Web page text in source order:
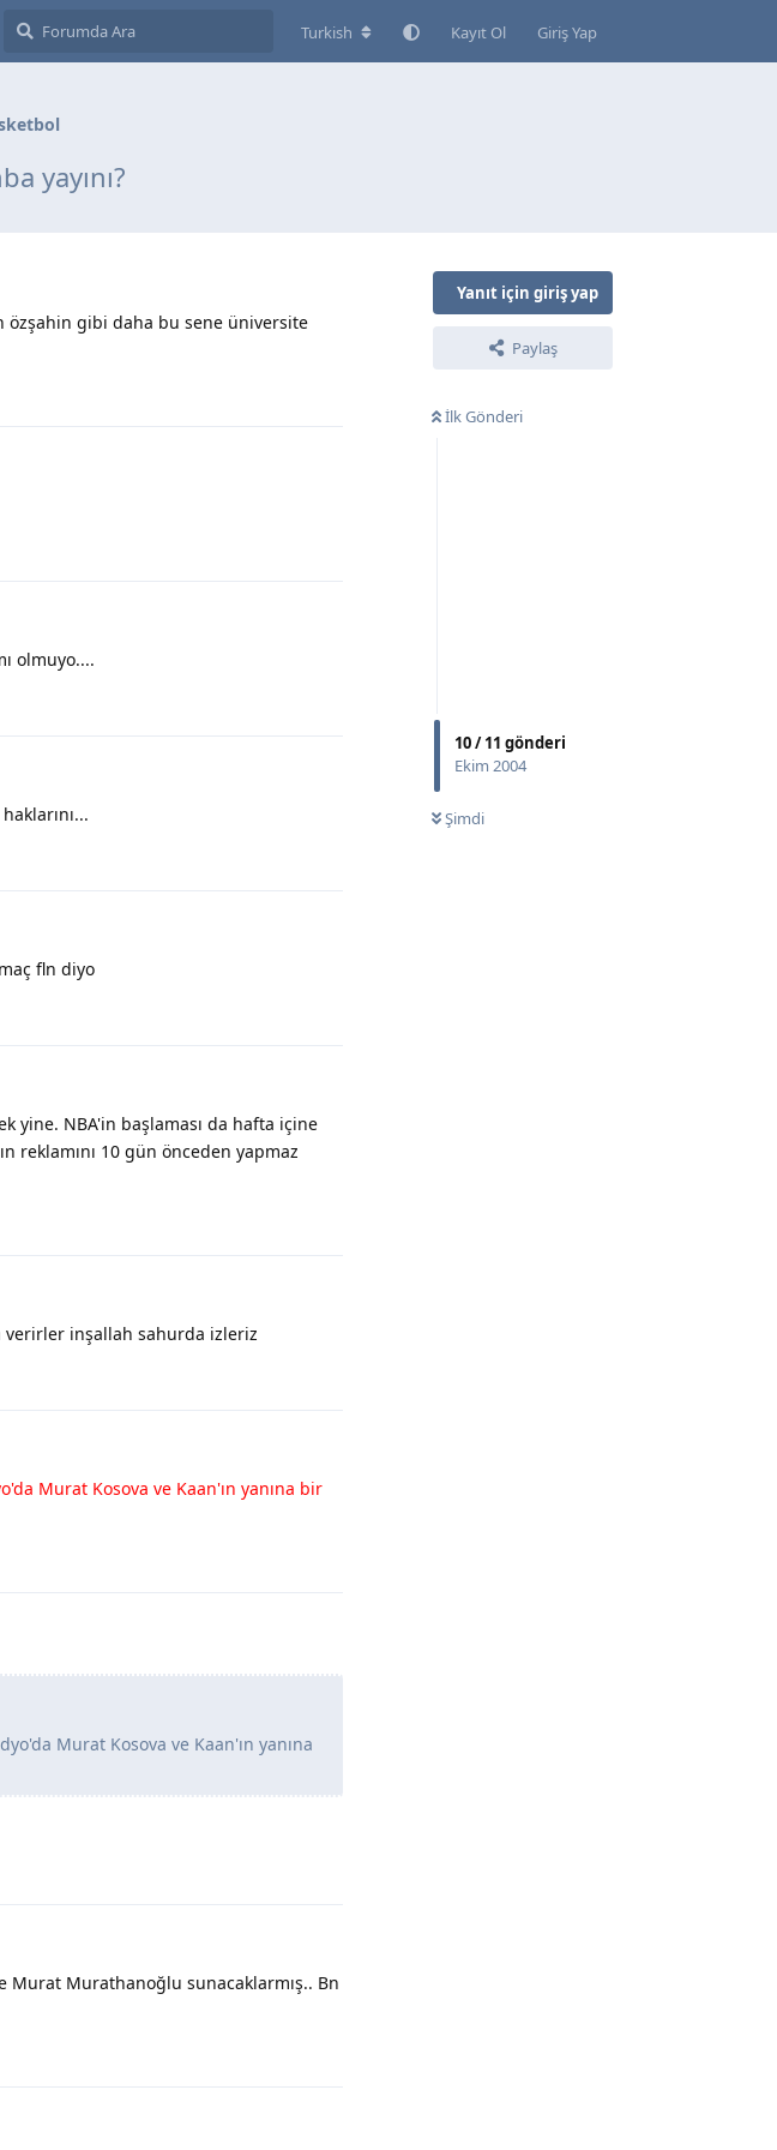
Turkish Kayıt Ol Giriş Yap
yayını?
Yanıt için giriş yap
Paylaş
İlk Gönderi
10/11 gönderi
Ekim 2004
Şimdi
özşahin gibi daha bu sene üniversite
olmuyo....
fln diyo
yine. NBA'in başlaması da hafta içine
reklamını 10 gün önceden yapmaz
verirler inşallah sahurda izleriz
Murat Kosova ve Kaan'ın yanına bir
Murat Kosova ve Kaan'ın yanına
Murat Murathanoğlu sunacaklarmış.. Bn